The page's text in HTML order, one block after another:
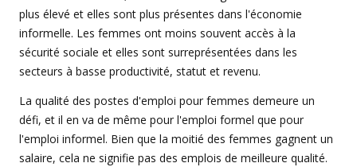
plus élevé et elles sont plus présentes dans l'économie
informelle. Les femmes ont moins souvent accès à la
sécurité sociale et elles sont surreprésentées dans les
secteurs à basse productivité, statut et revenu.
La qualité des postes d'emploi pour femmes demeure un
défi, et il en va de même pour l'emploi formel que pour
l'emploi informel. Bien que la moitié des femmes gagnent un
salaire, cela ne signifie pas des emplois de meilleure qualité.